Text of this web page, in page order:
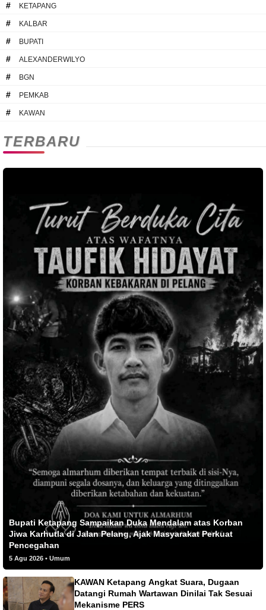
# KETAPANG
# KALBAR
# BUPATI
# ALEXANDERWILYO
# BGN
# PEMKAB
# KAWAN
TERBARU
Bupati Ketapang Sampaikan Duka Mendalam atas Korban
Jiwa Karhutla di Jalan Pelang, Ajak Masyarakat Perkuat
Pencegahan
5 Agu 2026 • Umum
KAWAN Ketapang Angkat Suara, Dugaan
Datangi Rumah Wartawan Dinilai Tak Sesuai
Mekanisme PERS